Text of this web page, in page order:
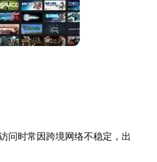
问时常因跨境网络不稳定，出